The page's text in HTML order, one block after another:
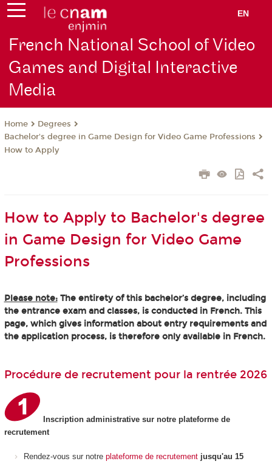
EN
French National School of Video
Games and Digital Interactive
Media
Home
Degrees
Bachelor's degree in Game Design for Video Game Professions
How to Apply
How to Apply to Bachelor's degree
in Game Design for Video Game
Professions
Please note:The entirety of this bachelor’s degree, including
the entrance exam and classes, is conducted in French. This
page, which gives information about entry requirements and
the application process, is therefore only available in French.
Procédure de recrutement pour la rentrée 2026
Inscription administrative sur notre plateforme de
recrutement
Rendez-vous sur notre plateforme de recrutement jusqu'au 15